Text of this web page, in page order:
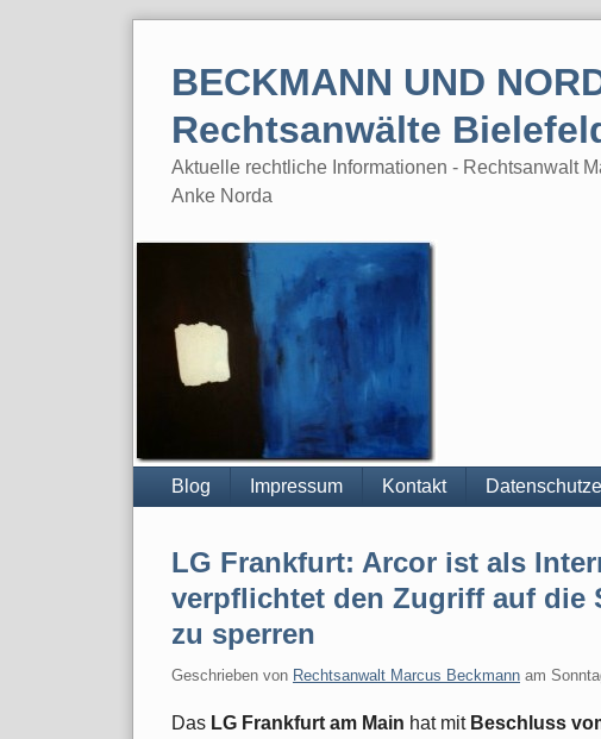
BECKMANN UND
Rechtsanwälte
Aktuelle rechtliche Informationen - Rechtsanwalt
Anke Norda
Blog Impressum Kontakt
LG Frankfurt: Arcor ist als
verpflichtet den Zugriff auf die
zu sperren
Geschrieben von Rechtsanwalt Marcus Beckmann am
Das LG Frankfurt am Main hat mit Beschluss